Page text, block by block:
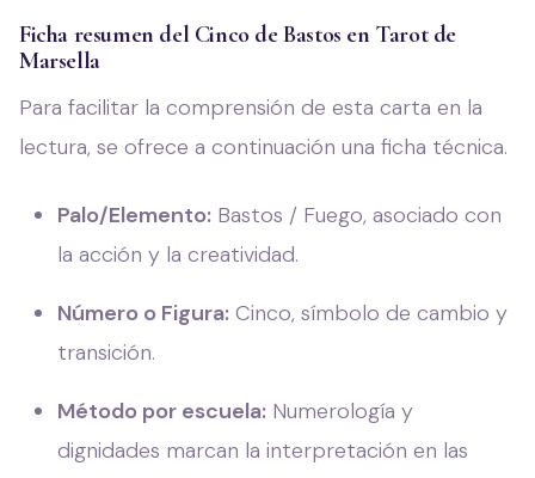
Ficha resumen del Cinco de Bastos en Tarot de
Marsella
Para facilitar la comprensión de esta carta en la
lectura, se ofrece a continuación una ficha técnica.
Palo/Elemento: Bastos / Fuego, asociado con
la acción y la creatividad.
Número o Figura: Cinco, símbolo de cambio y
transición.
Método por escuela: Numerología y
dignidades marcan la interpretación en las